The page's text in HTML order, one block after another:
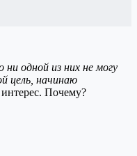
одной из них не могу
цель, начинаю
Почему?